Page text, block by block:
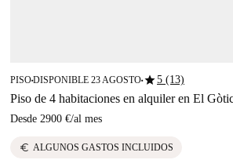
PISO■DISPONIBLE 23 AGOSTO■star5 (13)
Piso de 4 habitaciones en alquiler en El
Desde 2900 €/al mes
euro ALGUNOS GASTOS INCLUIDOS